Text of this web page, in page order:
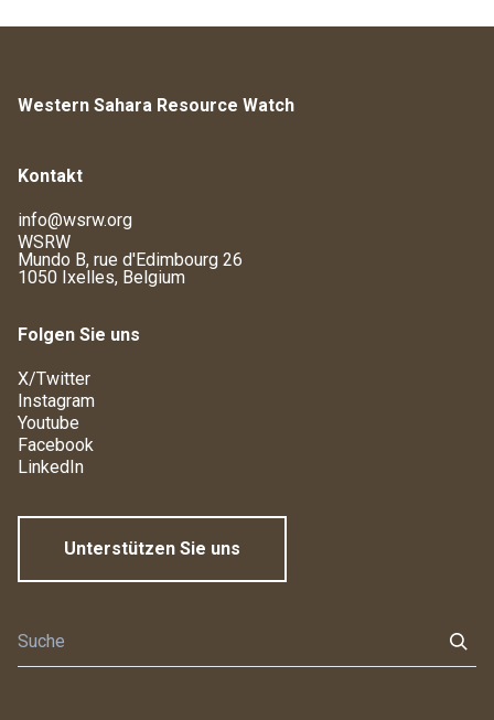
Western Sahara Resource Watch
Kontakt
info@wsrw.org
WSRW
Mundo B, rue d'Edimbourg 26
1050 Ixelles, Belgium
Folgen Sie uns
X/Twitter
Instagram
Youtube
Facebook
LinkedIn
Unterstützen Sie uns